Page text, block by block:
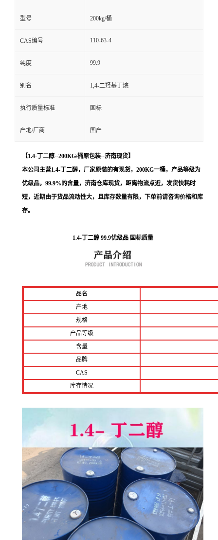
型号 200kg/桶
CAS编号 110-63-4
纯度 99.9
别名 1,4-二羟基丁烷
执行质量标准 国标
产地/厂商 国产
【1.4-丁二醇--200KG/桶原包装--济南现货】
本公司主营1.4-丁二醇，厂家原装的有现货，200KG一桶，产品等级为
优级品，99.9%的含量，济南仓库现货，距离物流点近，发货快耗时
短， 近期由于货品流动性大，且库存数量有限，下单前请咨询价格和库
存。
1.4-丁二醇 99.9优级品 国标质量
品名
产地
规格
产品等级
含量
品牌
CAS
库存情况